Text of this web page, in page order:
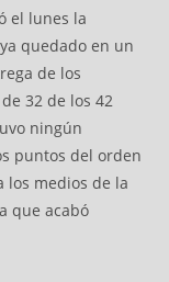
el lunes la
quedado en un
de los
32 de los 42
ningún
puntos del orden
los medios de la
que acabó